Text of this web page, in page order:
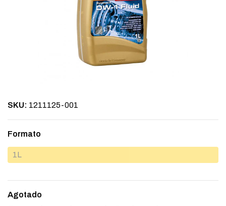
SKU: 1211125-001
Formato
1L
Agotado